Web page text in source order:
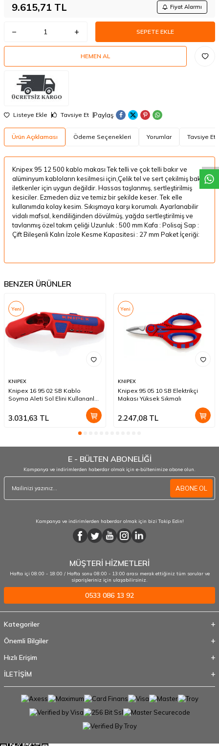
W
h
a
t
a
p
p
D
e
s
t
e
H
a
t
t
9.615,71 TL Fiyat Alarmı
SEPETE EKLE
HEMEN AL
Listeye Ekle Tavsiye Et Paylaş
Ürün Açıklaması Ödeme Seçenekleri Yorumlar Tavsiye Et
Knipex 95 12 500 kablo makası Tek telli ve çok telli bakır ve
alüminyum kabloların kesilmesi için,Çelik tel ve sert çekilmiş bakır
iletkenler için uygun değildir. Hassas taşlanmış, sertleştirilmiş
kesiciler. Ezmeden düz ve temiz bir şekilde keser. Tek elle
kullanımda kolay kesim. Sıkışmaya karşı korumalı. Ayarlanabilir
vidalı mafsal, kendiliğinden dövülmüş, yağda sertleştirilmiş ve
tavlanmış özel takım çeliği Uzunluk : 500 mm Kafa : Polisaj Sap :
Çift Bileşenli Kalın İzole Kesme Kapasitesi : 27 mm Paket İçeriği:
BENZER ÜRÜNLER
Yeni
KNIPEX
Knipex 16 95 02 SB Kablo
Soyma Aleti Sol Elini Kullananlar
3.031,63 TL
Yeni
KNIPEX
Knipex 95 05 10 SB Elektrikçi
Makası Yüksek Sıkmalı
2.247,08TL
E - BÜLTEN ABONELİĞİ
Kampanya ve indirimlerden haberdar olmak için e-bültenimize abone olun.
ABONE OL
Kampanya ve indirimlerden haberdar olmak için bizi Takip Edin!
MÜŞTERİ HİZMETLERİ
Hafta içi 08:00 - 18:00 / Hafta sonu 08:00 - 13:00 arası merak ettiğiniz tüm sorular ve
siparişleriniz için ulaşabilirsiniz.
0533 086 13 92
Kategoriler
Önemli Bilgiler
Hızlı Erişim
İLETİŞİM